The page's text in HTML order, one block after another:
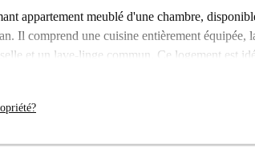
appartement meublé d'une chambre,
Il comprend une cuisine entièrement équipée,
et un lave-linge commun. Ce logement est
sites d'intérêt à Brera, il vous
italien tout en profitant du confort de